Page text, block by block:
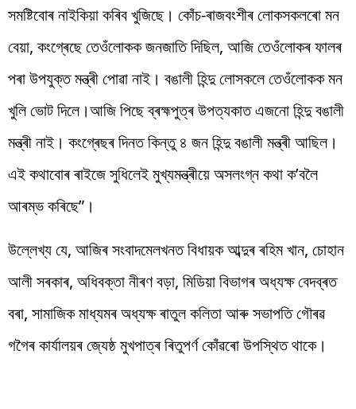
সমষ্টিবোৰ নাইকিয়া কৰিব খুজিছে। কোঁচ-ৰাজবংশীৰ লোকসকলৰো মন
বেয়া, কংগ্ৰেছে তেওঁলোকক জনজাতি দিছিল, আজি তেওঁলোকৰ ফালৰ
পৰা উপযুক্ত মন্ত্ৰী পোৱা নাই। বঙালী হিন্দু লোসকলে তেওঁলোকক মন
খুলি ভোট দিলে।আজি পিছে ব্ৰহ্মপুত্ৰ উপত্যকাত এজনো হিন্দু বঙালী
মন্ত্ৰী নাই। কংগ্ৰেছৰ দিনত কিন্তু ৪ জন হিন্দু বঙালী মন্ত্ৰী আছিল।
এই কথাবোৰ ৰাইজে সুধিলেই মুখ্যমন্ত্ৰীয়ে অসলংগ্ন কথা ক’বলৈ
আৰম্ভ কৰিছে”।
উল্লেখ্য যে, আজিৰ সংবাদমেলখনত বিধায়ক আব্দুৰ ৰহিম খান, চোহান
আলী সৰকাৰ, অধিবক্তা নীৰণ বড়া, মিডিয়া বিভাগৰ অধ্যক্ষ বেদব্ৰত
বৰা, সামাজিক মাধ্যমৰ অধ্যক্ষ ৰাতুল কলিতা আৰু সভাপতি গৌৰৱ
গগৈৰ কাৰ্যালয়ৰ জ্যেষ্ঠ মুখপাত্ৰ ৰিতুপৰ্ণ কোঁৱৰো উপস্থিত থাকে।